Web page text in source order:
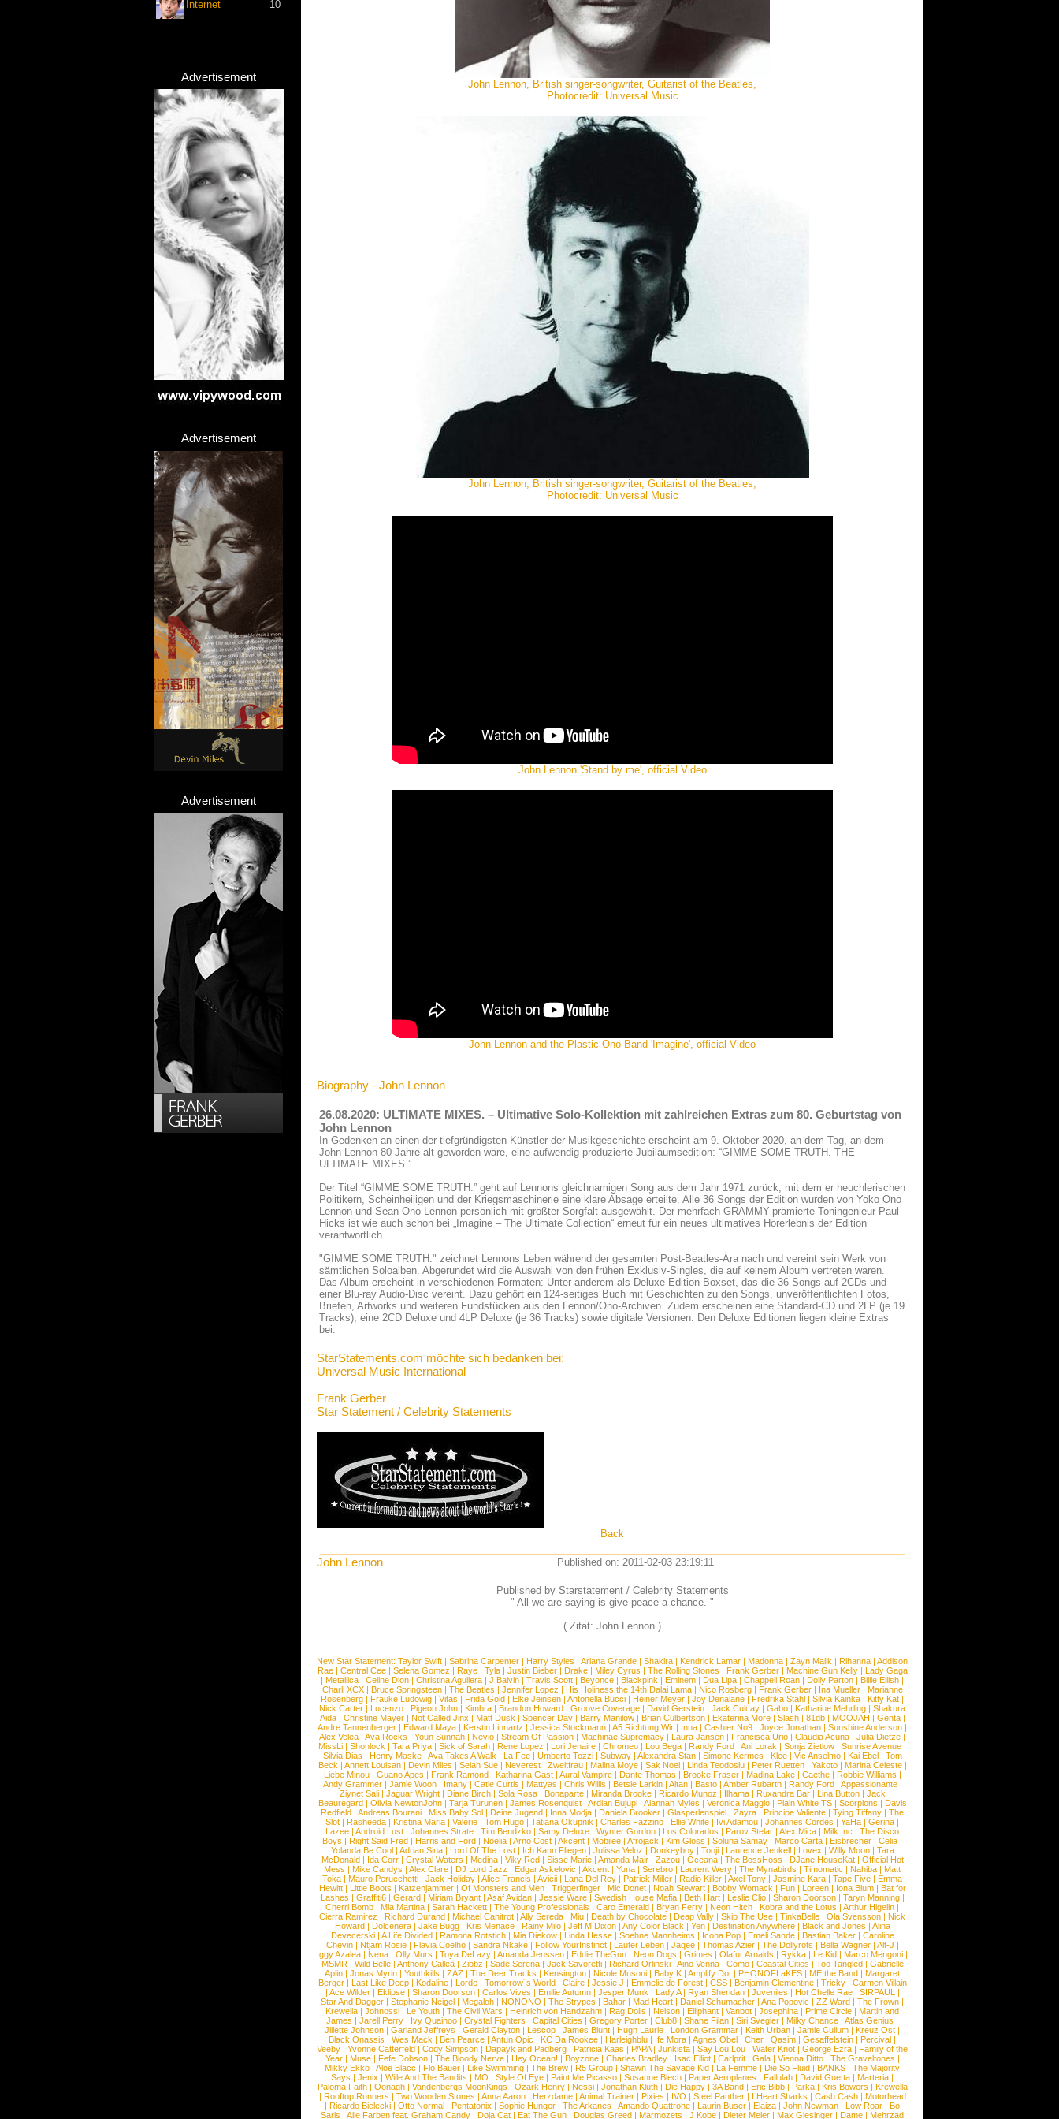
Internet 10
Advertisement
Advertisement
Advertisement
John Lennon, British singer-songwriter, Guitarist of the Beatles,
Photocredit: Universal Music
John Lennon, British singer-songwriter, Guitarist of the Beatles,
Photocredit: Universal Music
John Lennon 'Stand by me', official Video
John Lennon and the Plastic Ono Band 'Imagine', official Video
Biography - John Lennon
26.08.2020: ULTIMATE MIXES. – Ultimative Solo-Kollektion mit zahlreichen Extras zum 80. Geburtstag von
John Lennon
In Gedenken an einen der tiefgründigsten Künstler der Musikgeschichte erscheint am 9. Oktober 2020, an dem Tag, an dem
John Lennon 80 Jahre alt geworden wäre, eine aufwendig produzierte Jubiläumsedition: “GIMME SOME TRUTH. THE
ULTIMATE MIXES.”
Der Titel “GIMME SOME TRUTH.” geht auf Lennons gleichnamigen Song aus dem Jahr 1971 zurück, mit dem er heuchlerischen
Politikern, Scheinheiligen und der Kriegsmaschinerie eine klare Absage erteilte. Alle 36 Songs der Edition wurden von Yoko Ono
Lennon und Sean Ono Lennon persönlich mit größter Sorgfalt ausgewählt. Der mehrfach GRAMMY-prämierte Toningenieur Paul
Hicks ist wie auch schon bei „Imagine – The Ultimate Collection“ erneut für ein neues ultimatives Hörerlebnis der Edition
verantwortlich.
"GIMME SOME TRUTH." zeichnet Lennons Leben während der gesamten Post-Beatles-Ära nach und vereint sein Werk von
sämtlichen Soloalben. Abgerundet wird die Auswahl von den frühen Exklusiv-Singles, die auf keinem Album vertreten waren.
Das Album erscheint in verschiedenen Formaten: Unter anderem als Deluxe Edition Boxset, das die 36 Songs auf 2CDs und
einer Blu-ray Audio-Disc vereint. Dazu gehört ein 124-seitiges Buch mit Geschichten zu den Songs, unveröffentlichten Fotos,
Briefen, Artworks und weiteren Fundstücken aus den Lennon/Ono-Archiven. Zudem erscheinen eine Standard-CD und 2LP (je 19
Tracks), eine 2CD Deluxe und 4LP Deluxe (je 36 Tracks) sowie digitale Versionen. Den Deluxe Editionen liegen kleine Extras
bei.
StarStatements.com möchte sich bedanken bei:
Universal Music International
Frank Gerber
Star Statement / Celebrity Statements
Back
John Lennon Published on: 2011-02-03 23:19:11
Published by Starstatement / Celebrity Statements
" All we are saying is give peace a chance. "
( Zitat: John Lennon )
New Star Statement: Taylor Swift | Sabrina Carpenter | Harry Styles | Ariana Grande | Shakira | Kendrick Lamar | Madonna | Zayn Malik | Rihanna | Addison
Rae| Central Cee| Selena Gomez | Raye| Tyla| Justin Bieber| Drake| Miley Cyrus | The Rolling Stones | Frank Gerber| Machine Gun Kelly| Lady Gaga
| Metallica | Celine Dion | Christina Aguilera | J Balvin | Travis Scott | Beyonce | Blackpink | Eminem | Dua Lipa | Chappell Roan | Dolly Parton | Billie Eilish |
Charli XCX| Bruce Springsteen| The Beatles | Jennifer Lopez | His Holiness the 14th Dalai Lama| Nico Rosberg| Frank Gerber| Ina Mueller| Marianne
Rosenberg | Frauke Ludowig | Vitas | Frida Gold | Elke Jeinsen | Antonella Bucci | Heiner Meyer | Joy Denalane | Fredrika Stahl | Silvia Kainka | Kitty Kat |
Nick Carter | Lucenzo | Pigeon John | Kimbra | Brandon Howard | Groove Coverage | David Gerstein | Jack Culcay | Gabo | Katharine Mehrling | Shakura
Aida| Christine Mayer| Not Called Jinx | Matt Dusk | Spencer Day| Barry Manilow| Brian Culbertson| Ekaterina More| Slash| 81db| MOOJAH | Genta|
Andre Tannenberger | Edward Maya | Kerstin Linnartz | Jessica Stockmann | A5 Richtung Wir | Inna | Cashier No9 | Joyce Jonathan | Sunshine Anderson |
Alex Velea | Ava Rocks | Youn Sunnah | Nevio | Stream Of Passion | Machinae Supremacy | Laura Jansen | Francisca Urio | Claudia Acuna | Julia Dietze |
MissLi | Shonlock | Tara Priya | Sick of Sarah | Rene Lopez | Lori Jenaire | Chromeo | Lou Bega | Randy Ford | Ani Lorak | Sonja Zietlow | Sunrise Avenue |
Silvia Dias | Henry Maske| Ava Takes A Walk | La Fee| Umberto Tozzi| Subway| Alexandra Stan| Simone Kermes | Klee| Vic Anselmo| Kai Ebel| Tom
Beck | Annett Louisan| Devin Miles | Selah Sue| Neverest| Zweitfrau| Malina Moye| Sak Noel| Linda Teodosiu| Peter Ruetten| Yakoto| Marina Celeste|
Liebe Minou| Guano Apes | Frank Ramond| Katharina Gast| Aural Vampire| Dante Thomas | Brooke Fraser| Madina Lake| Caethe| Robbie Williams |
Andy Grammer| Jamie Woon| Imany| Catie Curtis | Mattyas | Chris Willis | Betsie Larkin| Aitan| Basto| Amber Rubarth| Randy Ford| Appassionante|
Ziynet Sali| Jaguar Wright| Diane Birch| Sola Rosa| Bonaparte| Miranda Brooke| Ricardo Munoz | Ilhama| Ruxandra Bar| Lina Button| Jack
Beauregard| Olivia NewtonJohn| Tarja Turunen| James Rosenquist| Ardian Bujupi| Alannah Myles | Veronica Maggio| Plain White TS| Scorpions | Davis
Redfield | Andreas Bourani | Miss Baby Sol | Deine Jugend | Inna Modja | Daniela Brooker | Glasperlenspiel | Zayra | Principe Valiente | Tying Tiffany | The
Slot | Rasheeda | Kristina Maria | Valerie | Tom Hugo | Tatiana Okupnik | Charles Fazzino | Ellie White | Ivi Adamou | Johannes Cordes | YaHa | Gerina |
Lazee | Android Lust | Johannes Strate | Tim Bendzko | Samy Deluxe | Wynter Gordon | Los Colorados | Parov Stelar | Alex Mica | Milk Inc | The Disco
Boys | Right Said Fred | Harris and Ford | Noelia | Arno Cost | Akcent | Mobilee | Afrojack | Kim Gloss | Soluna Samay | Marco Carta | Eisbrecher | Celia |
Yolanda Be Cool| Adrian Sina| Lord Of The Lost| Ich Kann Fliegen| Julissa Veloz | Donkeyboy| Tooji| Laurence Jenkell| Lovex | Willy Moon| Tara
McDonald| Ida Corr| Crystal Waters | Medina| Viky Red| Sisse Marie| Amanda Mair| Zazou| Oceana| The BossHoss | DJane HouseKat| Official Hot
Mess | Mike Candys | Alex Clare | DJ Lord Jazz | Edgar Askelovic | Akcent | Yuna | Serebro | Laurent Wery | The Mynabirds | Timomatic | Nahiba | Matt
Toka | Mauro Perucchetti | Jack Holiday | Alice Francis | Avicii | Lana Del Rey | Patrick Miller | Radio Killer | Axel Tony | Jasmine Kara | Tape Five | Emma
Hewitt| Little Boots | Katzenjammer| Of Monsters and Men| Triggerfinger| Mic Donet| Noah Stewart| Bobby Womack | Fun| Loreen| Iona Blum| Bat for
Lashes | Graffiti6| Gerard| Miriam Bryant| Asaf Avidan| Jessie Ware| Swedish House Mafia| Beth Hart| Leslie Clio| Sharon Doorson| Taryn Manning|
Cherri Bomb | Mia Martina | Sarah Hackett | The Young Professionals | Caro Emerald | Bryan Ferry | Neon Hitch | Kobra and the Lotus | Arthur Higelin |
Cierra Ramirez | Richard Durand | Michael Canitrot | Ally Sereda | Miu | Death by Chocolate | Deap Vally | Skip The Use | TinkaBelle | Ola Svensson | Nick
Howard| Dolcenera| Jake Bugg| Kris Menace| Rainy Milo| Jeff M Dixon| Any Color Black | Yen| Destination Anywhere| Black and Jones | Alina
Devecerski| A Life Divided| Ramona Rotstich| Mia Diekow| Linda Hesse| Soehne Mannheims | Icona Pop| Emeli Sande| Bastian Baker| Caroline
Chevin| Ntjam Rosie| Flavia Coelho| Sandra Nkake| Follow YourInstinct| Lauter Leben| Jaqee| Thomas Azier| The Dollyrots | Bella Wagner| Alt-J |
Iggy Azalea | Nena | Olly Murs | Toya DeLazy | Amanda Jenssen | Eddie TheGun | Neon Dogs | Grimes | Olafur Arnalds | Rykka | Le Kid | Marco Mengoni |
MSMR| Wild Belle| Anthony Callea| Zibbz | Sade Serena| Jack Savoretti| Richard Orlinski| Aino Venna| Como| Coastal Cities | Too Tangled| Gabrielle
Aplin | Jonas Myrin | Youthkills | ZAZ | The Deer Tracks | Kensington | Nicole Musoni | Baby K | Amplify Dot | PHONOFLaKES | ME the Band | Margaret
Berger| Last Like Deep| Kodaline| Lorde| Tomorrow´s World| Claire| Jessie J | Emmelie de Forest| CSS| Benjamin Clementine| Tricky| Carmen Villain
| Ace Wilder| Eklipse| Sharon Doorson| Carlos Vives | Emilie Autumn| Jesper Munk | Lady A| Ryan Sheridan| Juveniles | Hot Chelle Rae| SIRPAUL
|
Star And Dagger | Stephanie Neigel | Megaloh | NONONO | The Strypes | Bahar | Mad Heart | Daniel Schumacher | Ana Popovic | ZZ Ward | The Frown |
Krewella | Johnossi | Le Youth | The Civil Wars | Heinrich von Handzahm | Rag Dolls | Nelson | Elliphant | Vanbot | Josephina | Prime Circle | Martin and
James | Jarell Perry | Ivy Quainoo | Crystal Fighters | Capital Cities | Gregory Porter | Club8 | Shane Filan | Siri Svegler | Milky Chance | Atlas Genius |
Jillette Johnson | Garland Jeffreys | Gerald Clayton | Lescop | James Blunt | Hugh Laurie | London Grammar | Keith Urban | Jamie Cullum | Kreuz Ost |
Black Onassis | Wes Mack | Ben Pearce | Antun Opic | KC Da Rookee | Harleighblu | Ife Mora | Agnes Obel | Cher | Qasim | Gesaffelstein | Percival |
Veeby | Yvonne Catterfeld | Cody Simpson | Dapayk and Padberg | Patricia Kaas | PAPA| Junkista | Say Lou Lou | Water Knot | George Ezra | Family of the
Year| Muse| Fefe Dobson| The Bloody Nerve| Hey Ocean! | Boyzone| Charles Bradley| Isac Elliot| Carlprit| Gala| Vienna Ditto| The Graveltones |
Mikky Ekko | Aloe Blacc | Flo Bauer | Like Swimming | The Brew | R5 Group | Shawn The Savage Kid | La Femme | Die So Fluid | BANKS | The Majority
Says | Jenix | Wille And The Bandits | MO | Style Of Eye | Paint Me Picasso | Susanne Blech | Paper Aeroplanes | Fallulah | David Guetta | Marteria |
Paloma Faith| Oonagh| Vandenbergs MoonKings | Ozark Henry| Nessi| Jonathan Kluth| Die Happy| 3A Band| Eric Bibb| Parka| Kris Bowers | Krewella
| Rooftop Runners | Two Wooden Stones | Anna Aaron| Herzdame| Animal Trainer| Pixies | IVO | Steel Panther| I Heart Sharks | Cash Cash| Motorhead
| Ricardo Bielecki | Otto Normal | Pentatonix | Sophie Hunger | The Arkanes | Amando Quattrone | Laurin Buser | Elaiza | John Newman | Low Roar | Bo
Saris | Alle Farben feat. Graham Candy | Doja Cat | Eat The Gun | Douglas Greed | Marmozets | J Kobe | Dieter Meier | Max Giesinger | Dame | Mehrzad